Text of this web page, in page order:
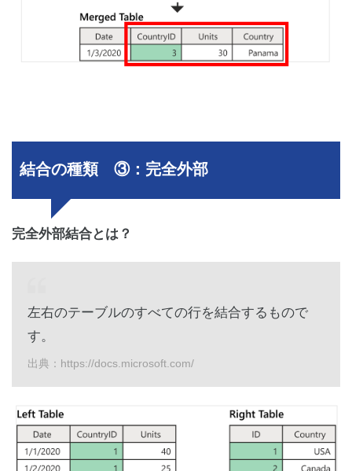
結合の種類 ③：完全外部
完全外部結合とは？
左右のテーブルのすべての行を結合するもので
す。
出典：https://docs.microsoft.com/